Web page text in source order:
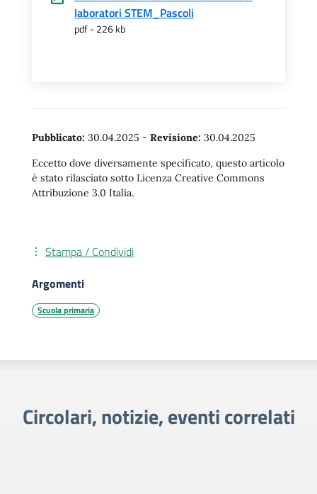
laboratori STEM_Pascoli
pdf - 226 kb
Pubblicato: 30.04.2025 - Revisione: 30.04.2025
Eccetto dove diversamente specificato, questo articolo
è stato rilasciato sotto Licenza Creative Commons
Attribuzione 3.0 Italia.
Stampa / Condividi
Argomenti
Scuola primaria
Circolari, notizie, eventi correlati